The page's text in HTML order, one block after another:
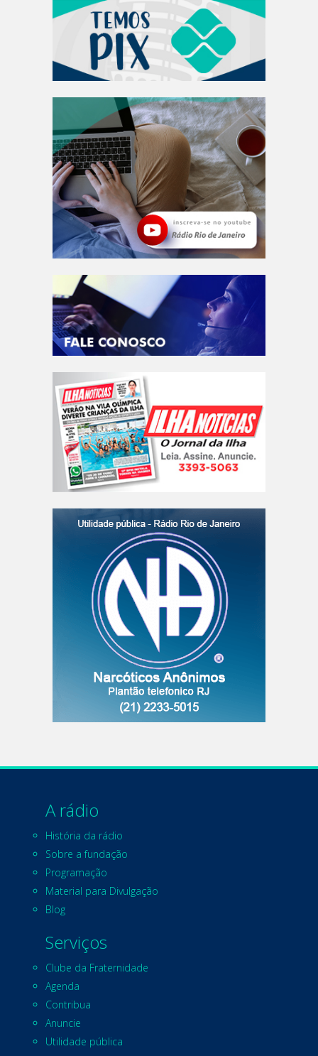
A rádio
História da rádio
Sobre a fundação
Programação
Material para Divulgação
Blog
Serviços
Clube da Fraternidade
Agenda
Contribua
Anuncie
Utilidade pública